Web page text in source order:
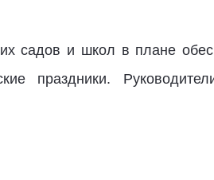
садов и школ в плане
праздники.